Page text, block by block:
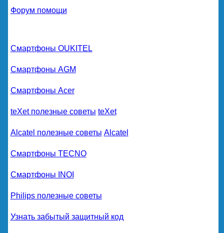
Форум помощи
Смартфоны OUKITEL
Смартфоны AGM
Смартфоны Acer
teXet полезные советы teXet
Alcatel полезные советы Alcatel
Смартфоны TECNO
Смартфоны INOI
Philips полезные советы
Узнать забытый защитный код